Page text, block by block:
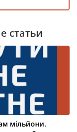
статьи
мільйони.